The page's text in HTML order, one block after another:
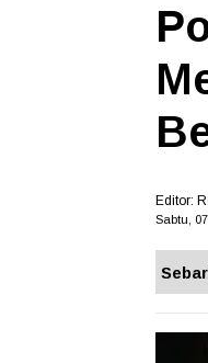
Editor:
Sabtu,